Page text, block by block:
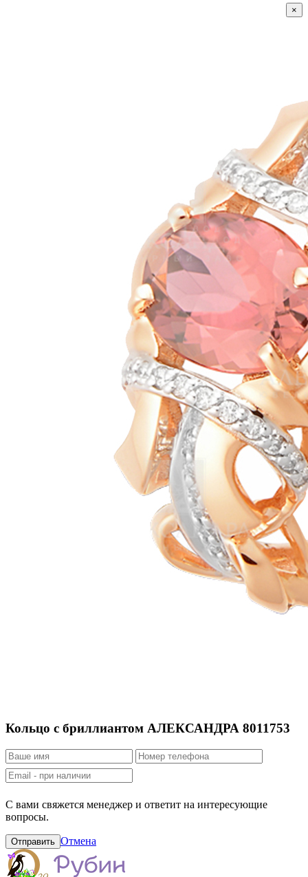
×
Кольцо с бриллиантом АЛЕКСАНДРА 8011753
С вами свяжется менеджер и ответит на интересующие
вопросы.
Отправить Отмена